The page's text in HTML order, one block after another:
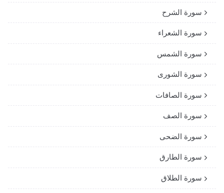
سورة الشرح
سورة الشعراء
سورة الشمس
سورة الشورى
سورة الصافات
سورة الصف
سورة الضحى
سورة الطارق
سورة الطلاق